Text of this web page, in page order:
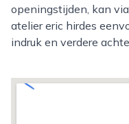
openingstijden, kan
atelier eric hirdes
indruk en verdere